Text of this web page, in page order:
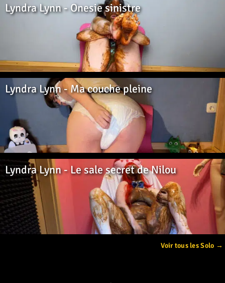
Lyndra Lynn - Onesie sinistre
Lyndra Lynn - Ma couche pleine
Lyndra Lynn - Le sale secret de Nilou
Voir tous les Solo →